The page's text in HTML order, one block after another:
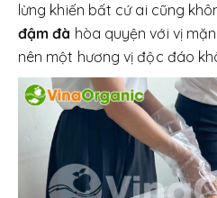
lừng khiến bất cứ ai cũng
đậm đà hòa quyện với vị
nên một hương vị độc đáo